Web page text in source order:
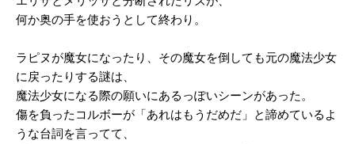
何か奥の手を使おうとして終わり。
ラピヌが魔女になったり、その魔女を倒しても元の魔法少女
に戻ったりする謎は、
魔法少女になる際の願いにあるっぽいシーンがあった。
傷を負ったコルボーが「あれはもうだめだ」と諦めているよ
うな台詞を言ってて、